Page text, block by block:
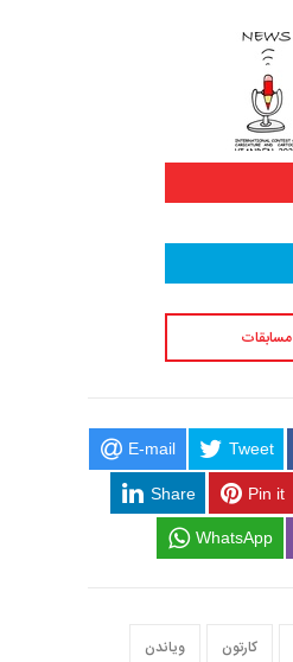
مسابقات
E-mail Tweet
Share Pin it
WhatsApp
ویاندن کارتون